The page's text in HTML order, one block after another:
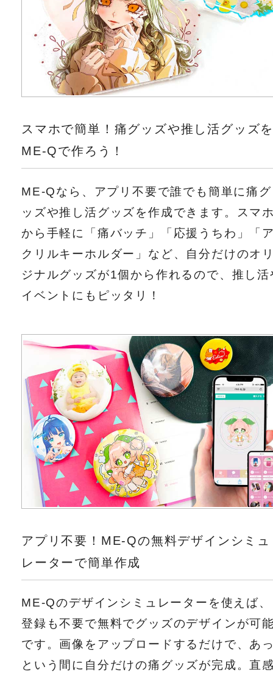
スマホで簡単！痛グッズや推し活グッズ
ME-Qで作ろう！
ME-Qなら、アプリ不要で誰でも簡単に痛グ
ッズや推し活グッズを作成できます。スマ
から手軽に「痛バッチ」「応援うちわ」「
クリルキーホルダー」など、自分だけのオ
ジナルグッズが1個から作れるので、推し活
イベントにもピッタリ！
アプリ不要！ME-Qの無料デザインシミュ
レーターで簡単作成
ME-Qのデザインシミュレーターを使えば、
登録も不要で無料でグッズのデザインが可
です。画像をアップロードするだけで、あ
という間に自分だけの痛グッズが完成。直